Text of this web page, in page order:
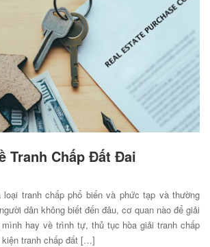
Tranh Chấp Đất Đai
loại tranh chấp phổ biến và phức tạp và thường
dân không biết đến đâu, cơ quan nào để giải
hay về trình tự, thủ tục hòa giải tranh chấp
tranh chấp đất […]